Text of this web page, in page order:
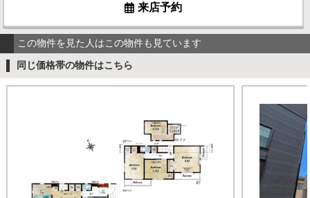
来店予約
この物件を見た人はこの物件も見ています
同じ価格帯の物件はこちら